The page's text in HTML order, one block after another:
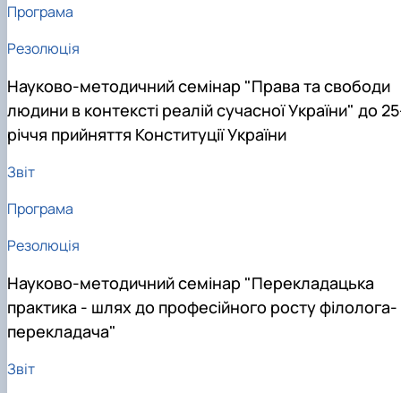
Програма
Резолюція
Науково-методичний семінар "Права та свободи
людини в контексті реалій сучасної України" до
річчя прийняття Конституції України
Звіт
Програма
Резолюція
Науково-методичний семінар "Перекладацька
практика - шлях до професійного росту філолога-
перекладача"
Звіт